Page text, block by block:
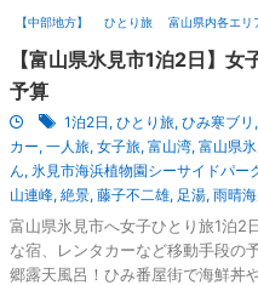
【中部地方】 ひとり旅 富山県内各エリ
【富山県氷見市1泊2日】
予算
1泊2日 , ひとり旅, ひみ寒ブリ ,
カー, 一人旅, 女子旅, 富山湾, 富山県
ん, 氷見市海浜植物園シーサイドパー
山連峰, 絶景, 藤子不二雄, 足湯, 雨晴
富山県氷見市へ女子ひとり旅1泊2
な宿、レンタカーなど移動手段の
郷露天風呂！ひみ番屋街で海鮮丼